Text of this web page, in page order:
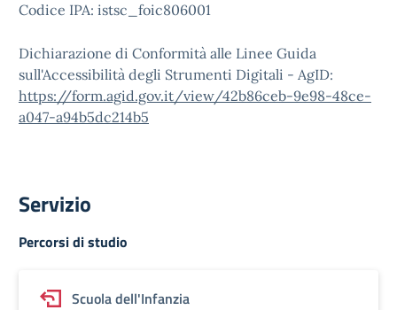
Codice IPA: istsc_foic806001
Dichiarazione di Conformità alle Linee Guida
sull'Accessibilità degli Strumenti Digitali - AgID:
https://form.agid.gov.it/view/42b86ceb-9e98-48ce-
a047-a94b5dc214b5
Servizio
Percorsi di studio
Scuola dell'Infanzia